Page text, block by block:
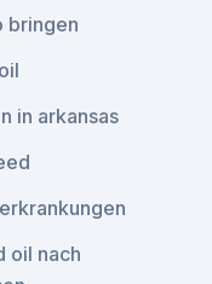
bringen
in arkansas
oil nach